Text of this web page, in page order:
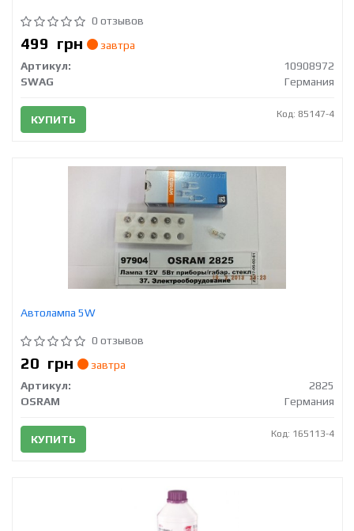
0 отзывов
499 грн
завтра
Артикул:
10908972
SWAG
Германия
КУПИТЬ Код: 85147-4
Автолампа 5W
0 отзывов
20 грн
завтра
Артикул:
2825
OSRAM
Германия
КУПИТЬ Код: 165113-4